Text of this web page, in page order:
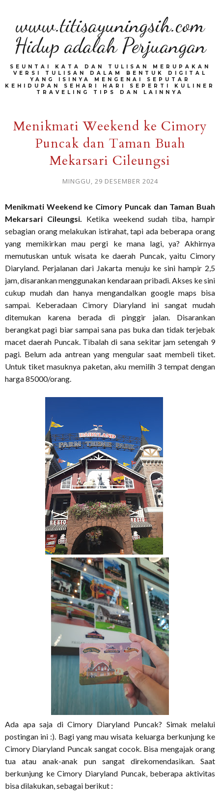
www.titisayuningsih.com
Hidup adalah Perjuangan
SEUNTAI KATA DAN TULISAN MERUPAKAN
VERSI TULISAN DALAM BENTUK DIGITAL
YANG ISINYA MENGENAI SEPUTAR
KEHIDUPAN SEHARI HARI SEPERTI KULINER
TRAVELING TIPS DAN LAINNYA
Menikmati Weekend ke Cimory
Puncak dan Taman Buah
Mekarsari Cileungsi
MINGGU, 29 DESEMBER 2024
Menikmati Weekend ke Cimory Puncak dan Taman Buah
Mekarsari Cileungsi. Ketika weekend sudah tiba, hampir
sebagian orang melakukan istirahat, tapi ada beberapa orang
yang memikirkan mau pergi ke mana lagi, ya? Akhirnya
memutuskan untuk wisata ke daerah Puncak, yaitu Cimory
Diaryland. Perjalanan dari Jakarta menuju ke sini hampir 2,5
jam, disarankan menggunakan kendaraan pribadi. Akses ke sini
cukup mudah dan hanya mengandalkan google maps bisa
sampai. Keberadaan Cimory Diaryland ini sangat mudah
ditemukan karena berada di pinggir jalan. Disarankan
berangkat pagi biar sampai sana pas buka dan tidak terjebak
macet daerah Puncak. Tibalah di sana sekitar jam setengah 9
pagi. Belum ada antrean yang mengular saat membeli tiket.
Untuk tiket masuknya paketan, aku memilih 3 tempat dengan
harga 85000/orang.
Ada apa saja di Cimory Diaryland Puncak? Simak melalui
postingan ini :). Bagi yang mau wisata keluarga berkunjung ke
Cimory Diaryland Puncak sangat cocok. Bisa mengajak orang
tua atau anak-anak pun sangat direkomendasikan. Saat
berkunjung ke Cimory Diaryland Puncak, beberapa aktivitas
bisa dilakukan, sebagai berikut :